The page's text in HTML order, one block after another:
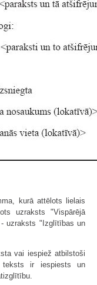
kurā attēlots lielais
uzraksts "Vispārējā
uzraksts "Izglītības un
vai iespiež atbilstoši
teksts ir iespiests un